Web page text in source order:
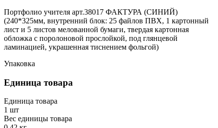
Портфолио учителя арт.38017 ФАКТУРА (СИНИЙ)
(240*325мм, внутренний блок: 25 файлов ПВХ, 1 картонный
лист и 5 листов мелованной бумаги, твердая картонная
обложка с поролоновой прослойкой, под глянцевой
ламинацией, украшенная тиснением фольгой)
Упаковка
Единица товара
Единица товара
1 шт
Вес единицы товара